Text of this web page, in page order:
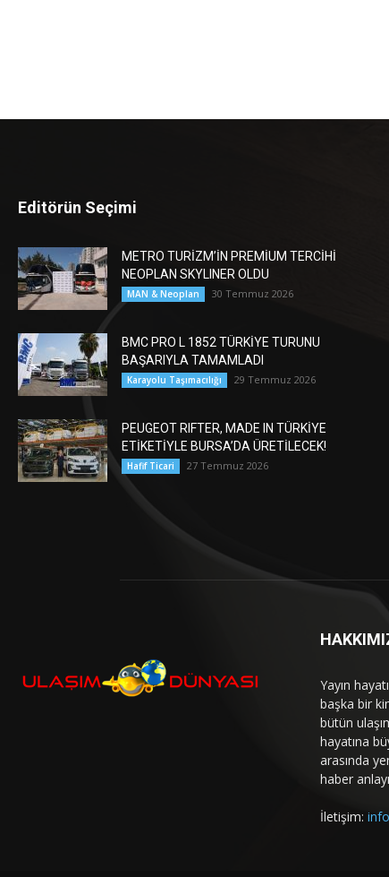
Editörün Seçimi
METRO TURİZM’İN PREMİUM TERCİHİ
NEOPLAN SKYLINER OLDU
MAN & Neoplan 30 Temmuz 2026
BMC PRO L 1852 TÜRKİYE TURUNU
BAŞARIYLA TAMAMLADI
Karayolu Taşımacılığı 29 Temmuz 2026
PEUGEOT RIFTER, MADE IN TÜRKİYE
ETİKETİYLE BURSA’DA ÜRETİLECEK!
Hafif Ticari 27 Temmuz 2026
Yayın
başka bir
bütün
hayatına
arasında
haber
İletişim: